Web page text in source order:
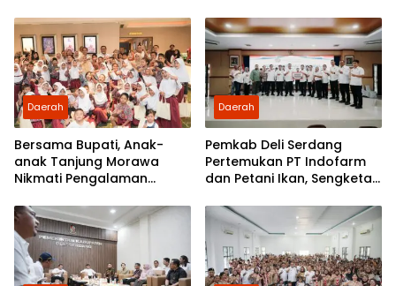
Daerah
Bersama Bupati, Anak-
anak Tanjung Morawa
Nikmati Pengalaman
Daerah
Pemkab Deli Serdang
Pertemukan PT Indofarm
dan Petani Ikan, Sengketa